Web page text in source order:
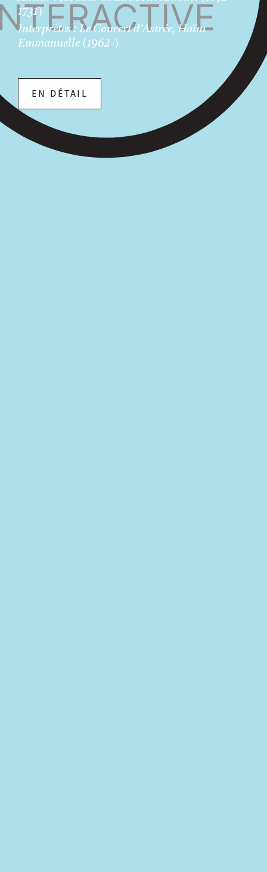
1731)
Interprètes : Le Concert d’Astrée, Haïm
Emmanuelle (1962-)
EN DÉTAIL